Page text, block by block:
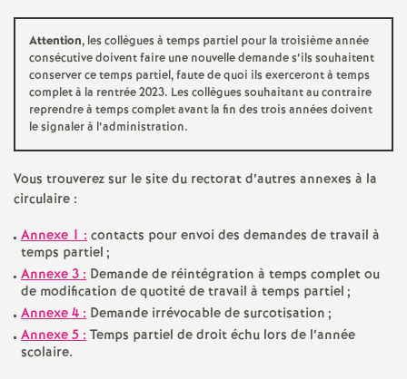
S
e
o
n
d
d
Attention, les collègues à temps partiel pour la troisième année
consécutive doivent faire une nouvelle demande s’ils souhaitent
conserver ce temps partiel, faute de quoi ils exerceront à temps
complet à la rentrée 2023. Les collègues souhaitant au contraire
reprendre à temps complet avant la fin des trois années doivent
le signaler à l’administration.
Vous trouverez sur le site du rectorat d’autres annexes à la
circulaire :
Annexe 1 :contacts pour envoi des demandes de travail à
temps partiel;
Annexe 3 : Demande de réintégration à temps complet ou
de modification de quotité de travail à temps partiel;
Annexe 4 : Demande irrévocable de surcotisation;
Annexe 5 :Temps partiel de droit échu lors de l’année
scolaire.